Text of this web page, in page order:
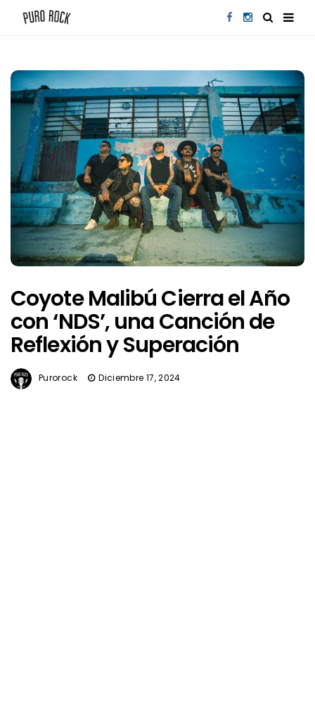
Coyote Malibú Cierra el Año
con ‘NDS’, una Canción de
Reflexión y Superación
Purorock Diciembre 17, 2024